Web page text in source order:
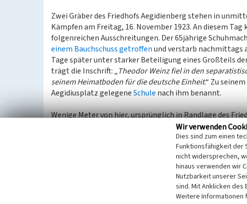
Zwei Gräber des Friedhofs Aegidienberg stehen in
Kämpfen am Freitag, 16. November 1923. An diesem
folgenreichen Ausschreitungen. Der 65jährige
einem Bauchschuss getroffenund verstarb nachmittags
Tage später unter starker Beteiligung eines Großteils
trägt die Inschrift: „Theodor Weinz fiel in den
seinem Heimatboden für die deutsche Einheit.“ Zu
Aegidiusplatz gelegeneSchule nach ihm benannt.
Wenige Meter von hier, ursprünglich in Randlage des
Separatisten noch am Tag des Geschehens in einem
meistens jungen Männern war die Flucht nicht mehr
meisten von ihnen wurden Opfer spontaner
wenig wie die genaue Identität wurden auch die
Die rasche Beisetzung erfolgte mit dem Ziel, weitere
Währenddessen waren die Toten begraben und auf
Wir verwenden
Dies sind zum einen
Funktionsfähigkeit der
nicht widersprechen,
hinaus verwenden wir
Nutzbarkeit unserer
sind. Mit Anklicken des
Weitere Informationen